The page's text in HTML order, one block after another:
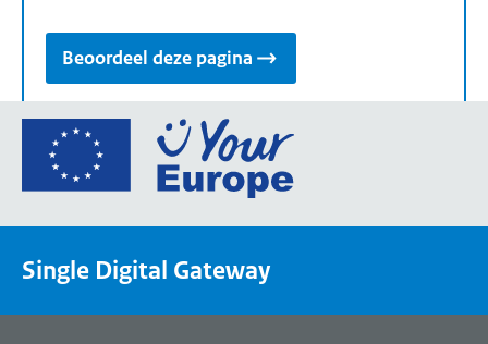
Beoordeel deze pagina
Ga
de
een
Single Digital Gateway